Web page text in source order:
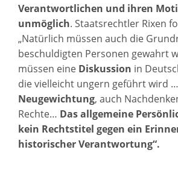
Verantwortlichen und ihren
unmöglich. Staatsrechtler Rixen
„Natürlich müssen auch die
beschuldigten Personen gewahrt
müssen eine Diskussion in
die vielleicht ungern geführt wird …
Neugewichtung, auch
Rechte… Das allgemeine
kein Rechtstitel gegen ein
historischer Verantwortung“.